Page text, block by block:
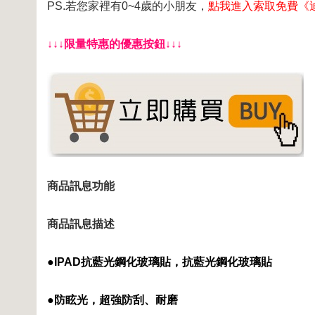
PS.若您家裡有0~4歲的小朋友， 點我進入索取免費《
↓↓↓限量特惠的優惠按鈕↓↓↓
商品訊息功能
商品訊息描述
●IPAD抗藍光鋼化玻璃貼，抗藍光鋼化玻璃貼
● 防眩光，超強防刮、耐磨